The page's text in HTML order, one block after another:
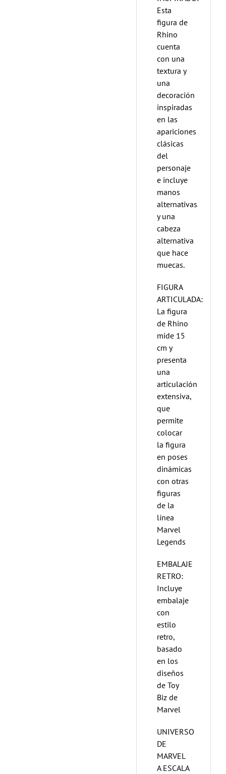
Esta
figura de
Rhino
cuenta
con una
textura y
una
decoración
inspiradas
en las
apariciones
clásicas
del
personaje
e incluye
manos
alternativas
y una
cabeza
alternativa
que hace
muecas.
FIGURA
ARTICULADA:
La figura
de Rhino
mide 15
cm y
presenta
una
articulación
extensiva,
que
permite
colocar
la figura
en poses
dinámicas
con otras
figuras
de la
línea
Marvel
Legends
EMBALAJE
RETRO:
Incluye
embalaje
con
estilo
retro,
basado
en los
diseños
de Toy
Biz de
Marvel
UNIVERSO
DE
MARVEL
A ESCALA